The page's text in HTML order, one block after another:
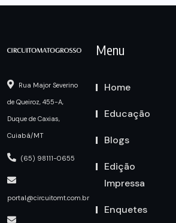
Rua Major Severino
de Queiroz, 455-A,
Duque de Caxias,
Cuiabá/MT
(65) 98111-0655
portal@circuitomt.com.br
Menu
Home
Educação
Blogs
Edição
Impressa
Enquetes